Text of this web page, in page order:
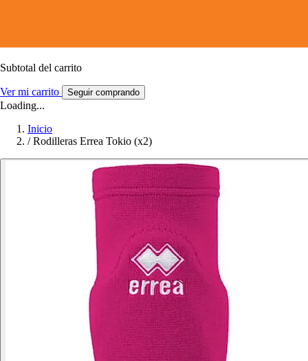
Subtotal del carrito
Ver mi carrito Seguir comprando
Loading...
Inicio
/ Rodilleras Errea Tokio (x2)